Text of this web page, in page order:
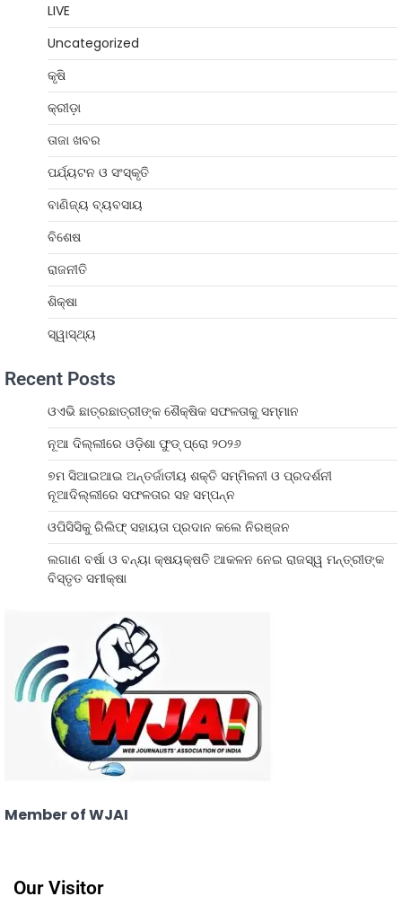
LIVE
Uncategorized
କୃଷି
କ୍ରୀଡ଼ା
ତାଜା ଖବର
ପର୍ଯ୍ୟଟନ ଓ ସଂସ୍କୃତି
ବାଣିଜ୍ୟ ବ୍ୟବସାୟ
ବିଶେଷ
ରାଜନୀତି
ଶିକ୍ଷା
ସ୍ୱାସ୍ଥ୍ୟ
Recent Posts
ଓଏଭି ଛାତ୍ରଛାତ୍ରୀଙ୍କ ଶୈକ୍ଷିକ ସଫଳତାକୁ ସମ୍ମାନ
ନୂଆ ଦିଲ୍ଲୀରେ ଓଡ଼ିଶା ଫୁଡ୍ ପ୍ରୋ ୨୦୨୬
୭ମ ସିଆଇଆଇ ଅନ୍ତର୍ଜାତୀୟ ଶକ୍ତି ସମ୍ମିଳନୀ ଓ ପ୍ରଦର୍ଶନୀ
ନୂଆଦିଲ୍ଲୀରେ ସଫଳତାର ସହ ସମ୍ପନ୍ନ
ଓପିସିସିକୁ ରିଲିଫ୍ ସହାୟତା ପ୍ରଦାନ କଲେ ନିରଞ୍ଜନ
ଲଗାଣ ବର୍ଷା ଓ ବନ୍ୟା କ୍ଷୟକ୍ଷତି ଆକଳନ ନେଇ ରାଜସ୍ୱ ମନ୍ତ୍ରୀଙ୍କ
ବିସ୍ତୃତ ସମୀକ୍ଷା
Member of WJAI
Our Visitor